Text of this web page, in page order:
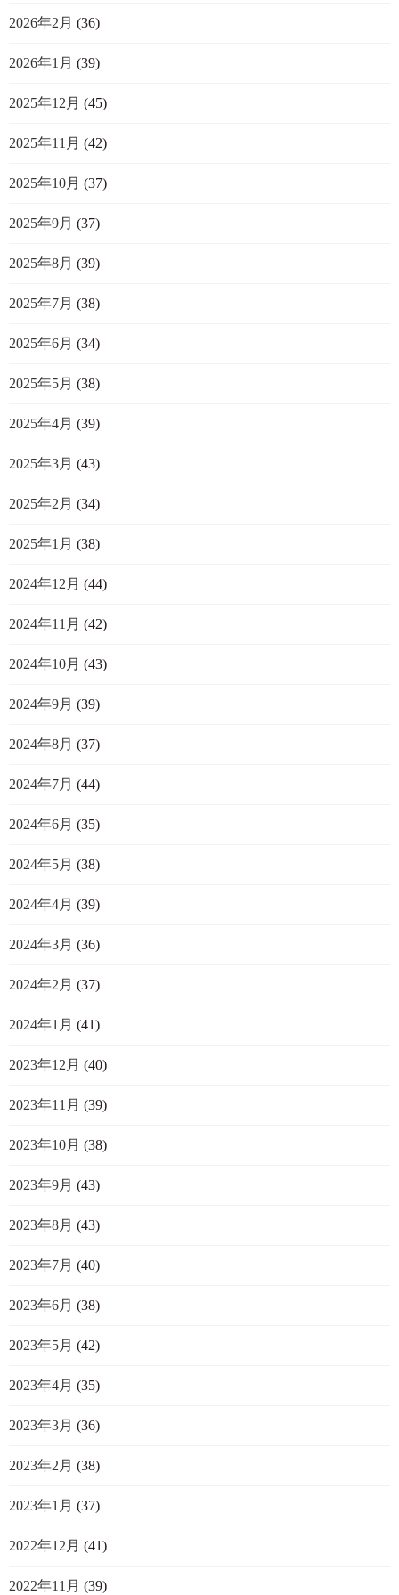
2026年2月 (36)
2026年1月 (39)
2025年12月 (45)
2025年11月 (42)
2025年10月 (37)
2025年9月 (37)
2025年8月 (39)
2025年7月 (38)
2025年6月 (34)
2025年5月 (38)
2025年4月 (39)
2025年3月 (43)
2025年2月 (34)
2025年1月 (38)
2024年12月 (44)
2024年11月 (42)
2024年10月 (43)
2024年9月 (39)
2024年8月 (37)
2024年7月 (44)
2024年6月 (35)
2024年5月 (38)
2024年4月 (39)
2024年3月 (36)
2024年2月 (37)
2024年1月 (41)
2023年12月 (40)
2023年11月 (39)
2023年10月 (38)
2023年9月 (43)
2023年8月 (43)
2023年7月 (40)
2023年6月 (38)
2023年5月 (42)
2023年4月 (35)
2023年3月 (36)
2023年2月 (38)
2023年1月 (37)
2022年12月 (41)
2022年11月 (39)